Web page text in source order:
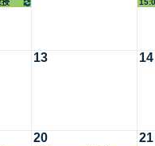
13 14
20 21